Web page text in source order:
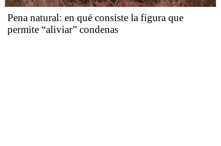
Pena natural: en qué consiste la figura que
permite “aliviar” condenas